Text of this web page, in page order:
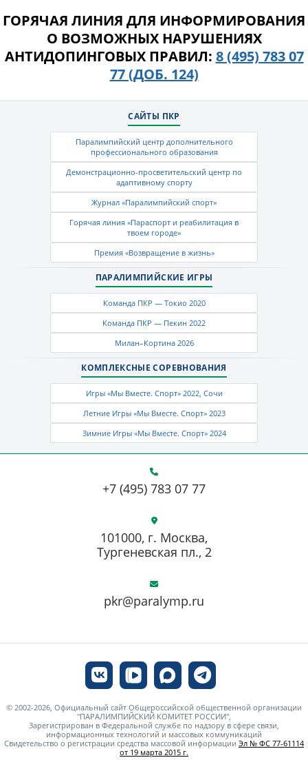
ГОРЯЧАЯ ЛИНИЯ ДЛЯ ИНФОРМИРОВАНИЯ
О ВОЗМОЖНЫХ НАРУШЕНИЯХ
АНТИДОПИНГОВЫХ ПРАВИЛ: 8 (495) 783 07
77 (ДОБ. 124)
САЙТЫ ПКР
Паралимпийский центр дополнительного
профессионального образования
Демонстрационно-просветительский центр по
адаптивному спорту
Журнал «Паралимпийский спорт»
Горячая линия «Параспорт и реабилитация в
твоем городе»
Премия «Возвращение в жизнь»
ПАРАЛИМПИЙСКИЕ ИГРЫ
Команда ПКР — Токио 2020
Команда ПКР — Пекин 2022
Милан–Кортина 2026
КОМПЛЕКСНЫЕ СОРЕВНОВАНИЯ
Игры «Мы Вместе. Спорт» 2022, Сочи
Летние Игры «Мы Вместе. Спорт» 2023
Зимние Игры «Мы Вместе. Спорт» 2024
+7 (495) 783 07 77
pkr@paralymp.ru
101000, г. Москва,
Тургеневская пл., 2
© 2002-2026, Официальный сайт Общероссийской общественной организации
"ПАРАЛИМПИЙСКИЙ КОМИТЕТ РОССИИ",
Зарегистрирован в Федеральной службе по надзору в сфере связи,
информационных технологий и массовых коммуникаций
Свидетельство о регистрации средства массовой информации Эл № ФС 77-61114
от 19 марта 2015 г.